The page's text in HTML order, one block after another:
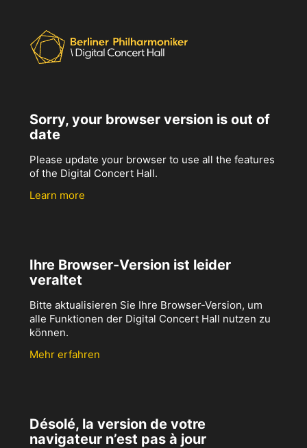
Sorry, your browser version is out of
date
Please update your browser to use all the features
of the Digital Concert Hall.
Learn more
Ihre Browser-Version ist leider
veraltet
Bitte aktualisieren Sie Ihre Browser-Version, um
alle Funktionen der Digital Concert Hall nutzen zu
können.
Mehr erfahren
Désolé, la version de votre
navigateur n’est pas à jour